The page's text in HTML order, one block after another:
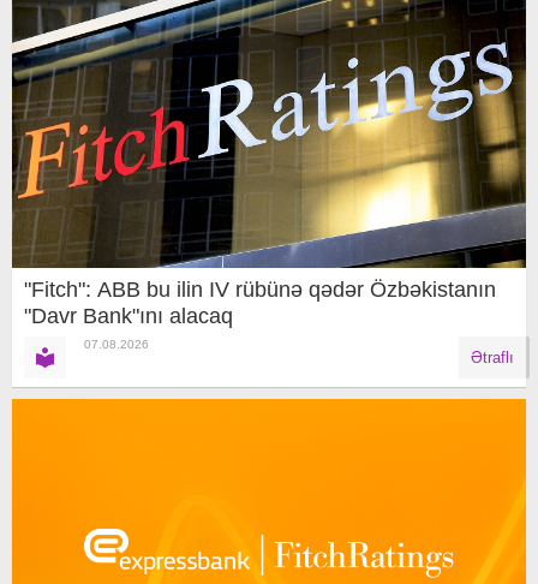
"Fitch": ABB bu ilin IV rübünə qədər Özbəkistanın
"Davr Bank"ını alacaq
07.08.2026
Ətraflı